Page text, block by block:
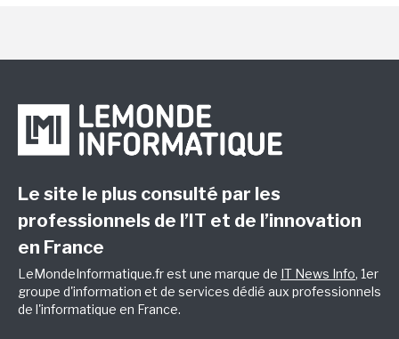
Le site le plus consulté par les
professionnels de l’IT et de l’innovation
en France
LeMondeInformatique.fr est une marque de IT News Info, 1er
groupe d'information et de services dédié aux professionnels
de l'informatique en France.